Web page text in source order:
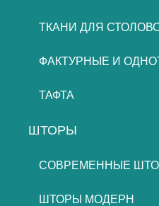
ТКАНИ ДЛЯ
ФАКТУРНЫЕ И
ТАФТА
ШТОРЫ
СОВРЕМЕННЫЕ
ШТОРЫ МОДЕРН